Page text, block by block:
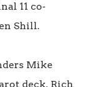
11 co-
Shill.
Mike
deck. Rich